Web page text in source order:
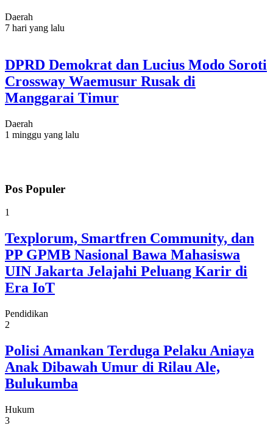
Daerah
7 hari yang lalu
DPRD Demokrat dan Lucius Modo Soroti
Crossway Waemusur Rusak di
Manggarai Timur
Daerah
1 minggu yang lalu
Pos Populer
1
Texplorum, Smartfren Community, dan
PP GPMB Nasional Bawa Mahasiswa
UIN Jakarta Jelajahi Peluang Karir di
Era IoT
Pendidikan
2
Polisi Amankan Terduga Pelaku Aniaya
Anak Dibawah Umur di Rilau Ale,
Bulukumba
Hukum
3